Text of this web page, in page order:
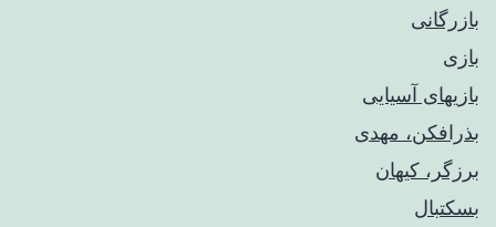
بازرگانی
بازی
بازیهای آسیایی
بذرافکن، مهدی
برزگر، کیهان
بسکتبال